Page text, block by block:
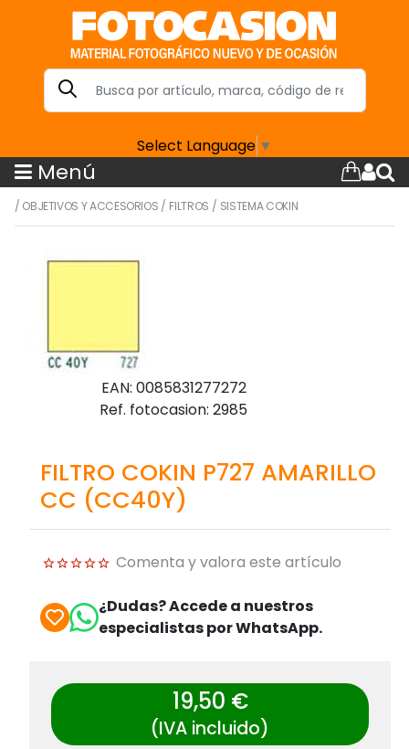
Select Language ▼
Menú
/ OBJETIVOS Y ACCESORIOS / FILTROS / SISTEMA COKIN
EAN: 0085831277272
Ref. fotocasion: 2985
FILTRO COKIN P727 AMARILLO
CC (CC40Y)
Comenta y valora este artículo
¿Dudas? Accede a nuestros
especialistas por WhatsApp.
19,50 €
(IVA incluido)